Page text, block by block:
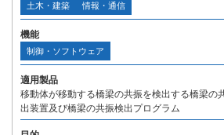
土木・建築 情報・通信
機能
制御・ソフトウェア
適用製品
移動体が移動する橋梁の共振を検出する橋梁の
出装置及び橋梁の共振検出プログラム